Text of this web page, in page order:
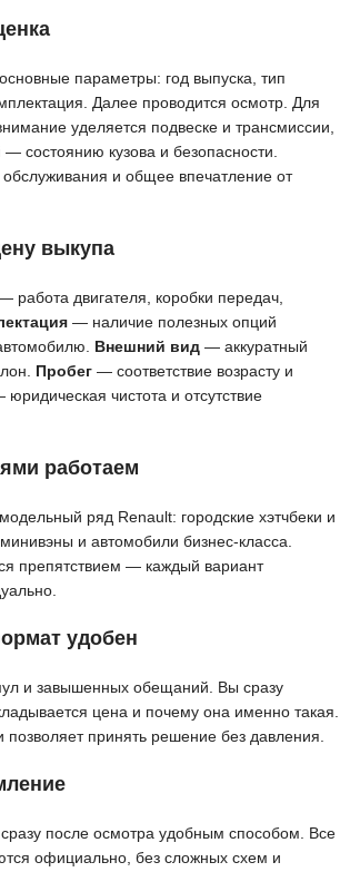
параметры: год выпуска, тип
Далее проводится осмотр. Для
уделяется подвеске и трансмиссии,
— состоянию кузова и безопасности.
обслуживания и общее впечатление от
выкупа
работа двигателя, коробки передач,
— наличие полезных опций
Внешний вид — аккуратный
Пробег — соответствие возрасту и
чистота и отсутствие
работаем
ряд Renault: городские хэтчбеки и
и автомобили бизнес-класса.
препятствием — каждый вариант
удобен
и завышенных обещаний. Вы сразу
цена и почему она именно такая.
принять решение без давления.
сразу после осмотра удобным способом. Все
официально, без сложных схем и